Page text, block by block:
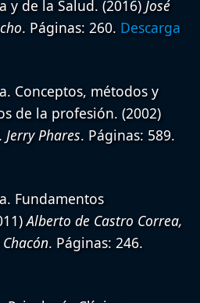
y de la Salud. (2016) José
. Páginas: 260. Descarga
Conceptos, métodos y
de la profesión. (2002)
Jerry Phares. Páginas: 589.
Fundamentos
Alberto de Castro Correa,
. Páginas: 246.